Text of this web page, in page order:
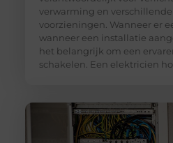
verwarming en
voorzieningen. Wanneer er
wanneer een installatie
het belangrijk om een
schakelen. Een elektricien